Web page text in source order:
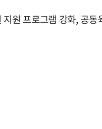
원 프로그램 강화, 공